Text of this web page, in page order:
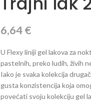
6,64€
U Flexy liniji gel lakova za
pastelnih, preko ludih, živih
Iako je svaka kolekcija
gusta konzistencija koja
povećati svoju kolekciju gel